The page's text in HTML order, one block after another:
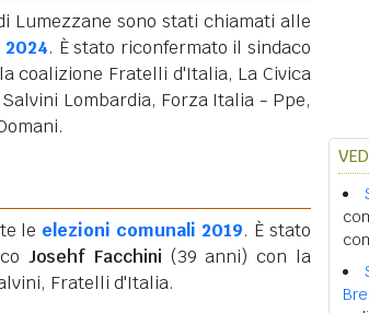
Lumezzane sono stati chiamati alle
. È stato riconfermato il sindaco
coalizione Fratelli d'Italia, La Civica
Lombardia, Forza Italia - Ppe,
le elezioni comunali 2019. È stato
Josehf Facchini (39 anni) con la
Fratelli d'Italia.